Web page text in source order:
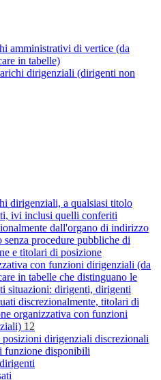
amministrativi di vertice (da
in tabelle)
dirigenziali (dirigenti non
dirigenziali, a qualsiasi titolo
ivi inclusi quelli conferiti
dall'organo di indirizzo
senza procedure pubbliche di
e titolari di posizione
con funzioni dirigenziali (da
in tabelle che distinguano le
situazioni: dirigenti, dirigenti
discrezionalmente, titolari di
organizzativa con funzioni
12
posizioni dirigenziali discrezionali
funzione disponibili